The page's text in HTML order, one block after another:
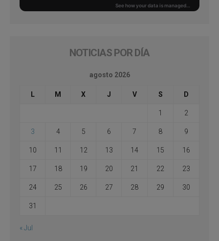
NOTICIAS POR DÍA
agosto 2026
L M X J V S D
1 2
3 4 5 6 7 8 9
10 11 12 13 14 15 16
17 18 19 20 21 22 23
24 25 26 27 28 29 30
31
« Jul